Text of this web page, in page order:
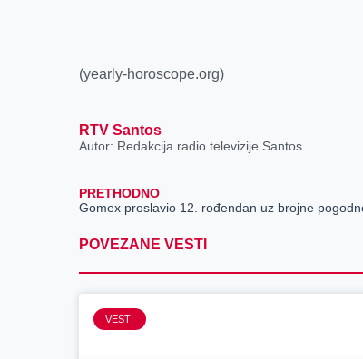
(yearly-horoscope.org)
RTV Santos
Autor: Redakcija radio televizije Santos
PRETHODNO
POVEZANE VESTI
VESTI